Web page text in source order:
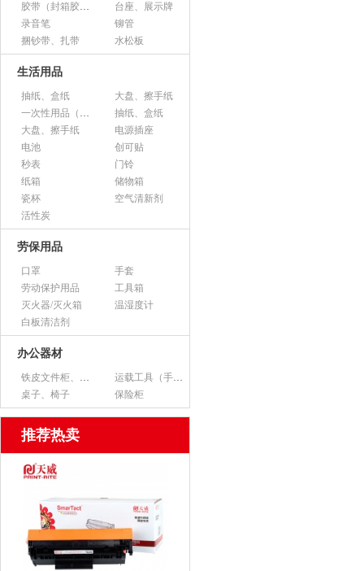
胶带（封箱胶、透明胶、美纹胶、双面胶等）
台座、展示牌
录音笔
铆管
捆钞带、扎带
水松板
生活用品
抽纸、盒纸
大盘、擦手纸
一次性用品（纸杯、胶杯、叉子、碟子等）
抽纸、盒纸
大盘、擦手纸
电源插座
电池
创可贴
秒表
门铃
纸箱
储物箱
瓷杯
空气清新剂
活性炭
劳保用品
口罩
手套
劳动保护用品
工具箱
灭火器/灭火箱
温湿度计
白板清洁剂
办公器材
铁皮文件柜、货架
运载工具（手推车、平板车、梯子）
桌子、椅子
保险柜
推荐热卖